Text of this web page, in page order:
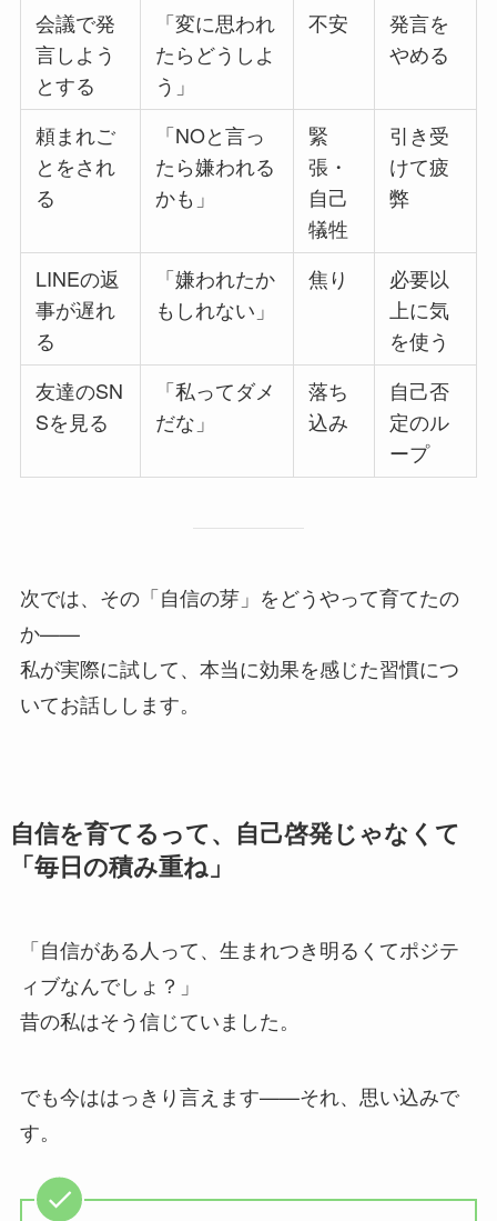
会議で発
言しよう
とする
「変に思われ
たらどうしよ
う」
不安
発言を
やめる
頼まれご
とをされ
る
「NOと言っ
たら嫌われる
かも」
緊
張・
自己
犠牲
引き受
けて疲
弊
LINEの返
事が遅れ
る
「嫌われたか
もしれない」
焦り
必要以
上に気
を使う
友達のSN
Sを見る
「私ってダメ
だな」
落ち
込み
自己否
定のル
ープ
次では、その「自信の芽」をどうやって育てたの
か——
私が実際に試して、本当に効果を感じた習慣につ
いてお話しします。
自信を育てるって、自己啓発じゃなくて
「毎日の積み重ね」
「自信がある人って、生まれつき明るくてポジテ
ィブなんでしょ？」
昔の私はそう信じていました。
でも今ははっきり言えます——それ、思い込みで
す。